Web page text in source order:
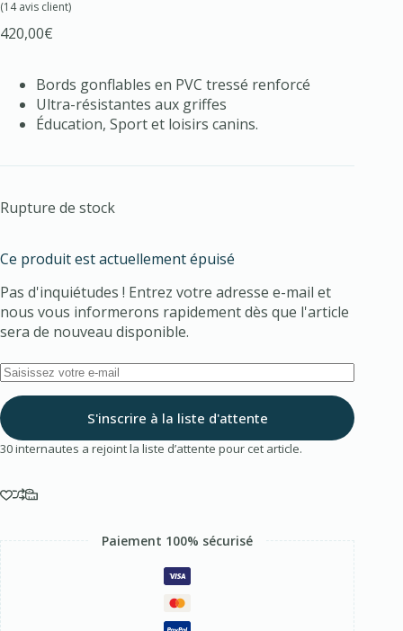
(14avis client)
420,00€
Bords gonflables en PVC tressé renforcé
Ultra-résistantes aux griffes
Éducation, Sport et loisirs canins.
Rupture de stock
Ce produit est actuellement épuisé
Pas d'inquiétudes ! Entrez votre adresse e-mail et
nous vous informerons rapidement dès que l'article
sera de nouveau disponible.
S'inscrire à la liste d'attente
30internautes a rejoint la liste d’attente pour cet article.
Paiement 100% sécurisé